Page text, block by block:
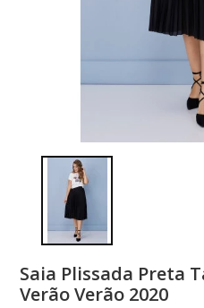
Saia Plissada Preta
Verão Verão 2020